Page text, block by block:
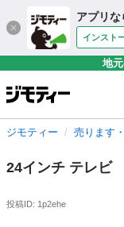
アプリな
インスト
地
ジモティー 売ります
24インチ テレビ
投稿ID: 1p2ehe